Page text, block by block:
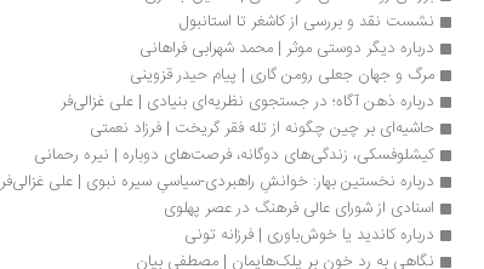
نشست نقد و بررسی از کاشغر تا استانبول
درباره دیگر دوستی موثر | محمد شهرابی فراهانی
مرگ و جهان جعلی رومن‌ گاری | پیام حیدر قزوینی
درباره ذهن آگاه؛ در جستجوی نظریه‌ای بنیادی | علی غزالی‌فر
حاشیه‌ای بر چین چگونه از تله فقر گریخت | فرزاد نعمتی
کیشلوفسکی، زندگی‌های دوگانه، فرصت‌های دوباره | نیره رحمانی
درباره نخستین بهار: خوانشِ راهبردی-سیاسیِ سیره نبوی | علی غزالی‌فر
اسنادی از شورای عالی فرهنگ در عصر پهلوی
درباره کاندید یا خوش‌باوری | فرزانه تونی
نگاهی به رد خون بر پلک‌هایمان | مصطفی بیان